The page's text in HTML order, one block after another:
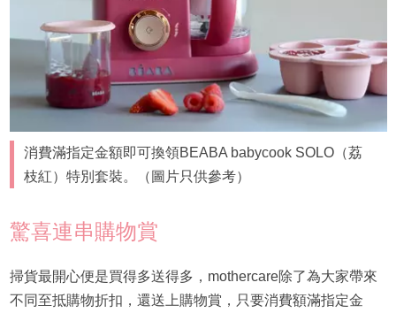
消費滿指定金額即可換領BEABA babycook SOLO（荔
枝紅）特別套裝。（圖片只供參考）
驚喜連串購物賞
掃貨最開心便是買得多送得多，mothercare除了為大家帶來
不同至抵購物折扣，還送上購物賞，只要消費額滿指定金